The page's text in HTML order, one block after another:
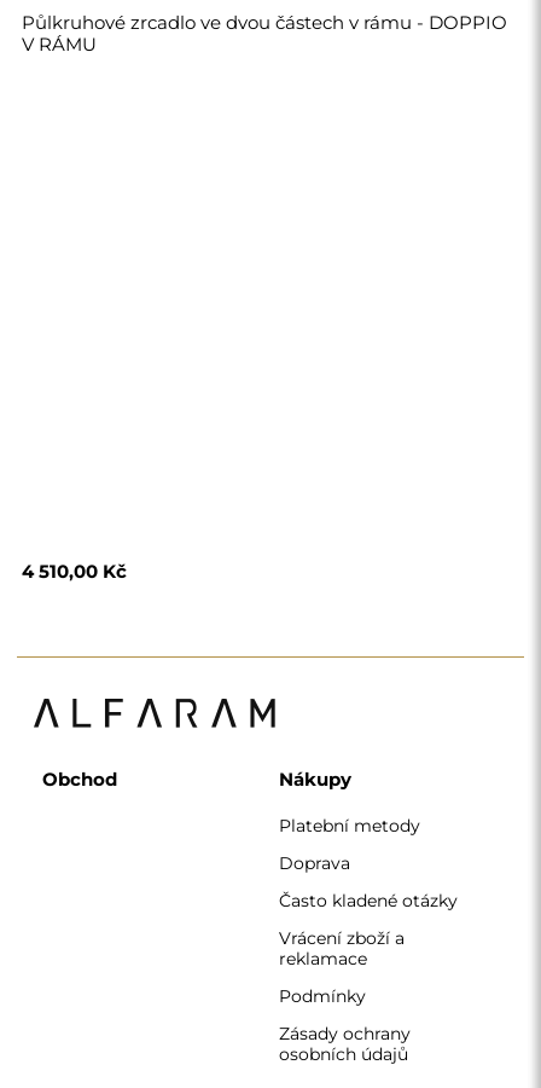
Půlkruhové zrcadlo ve dvou částech v rámu - DOPPIO
V RÁMU
4 510,00 Kč
Obchod Nákupy
Platební metody
Doprava
Často kladené otázky
Vrácení zboží a
reklamace
Podmínky
Zásady ochrany
osobních údajů